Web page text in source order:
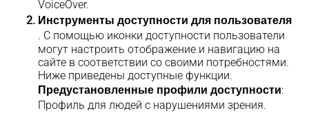
VoiceOver.
Инструменты доступности для пользователя
. С помощью иконки доступности пользователи
могут настроить отображение и навигацию на
сайте в соответствии со своими потребностями.
Ниже приведены доступные функции.
Предустановленные профили доступности:
Профиль для людей с нарушениями зрения.